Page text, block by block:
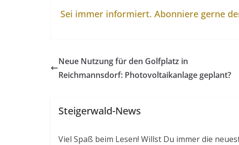
Sei immer informiert. Abonniere gerne
Neue Nutzung für den Golfplatz in
Reichmannsdorf: Photovoltaikanlage geplant?
Steigerwald-News
Viel Spaß beim Lesen! Willst Du immer die